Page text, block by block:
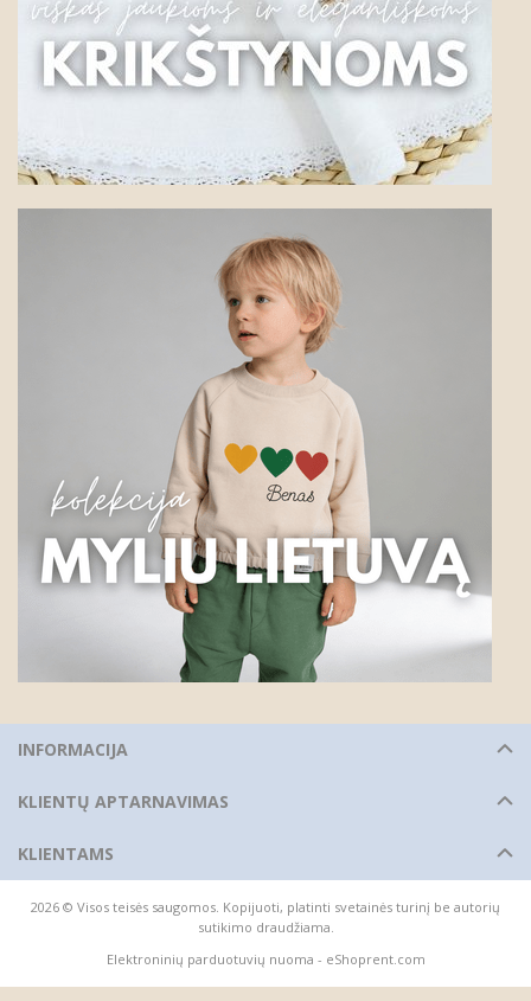
INFORMACIJA
KLIENTŲ APTARNAVIMAS
KLIENTAMS
2026 © Visos teisės saugomos. Kopijuoti, platinti svetainės turinį be autorių
sutikimo draudžiama.
Elektroninių parduotuvių nuoma - eShoprent.com